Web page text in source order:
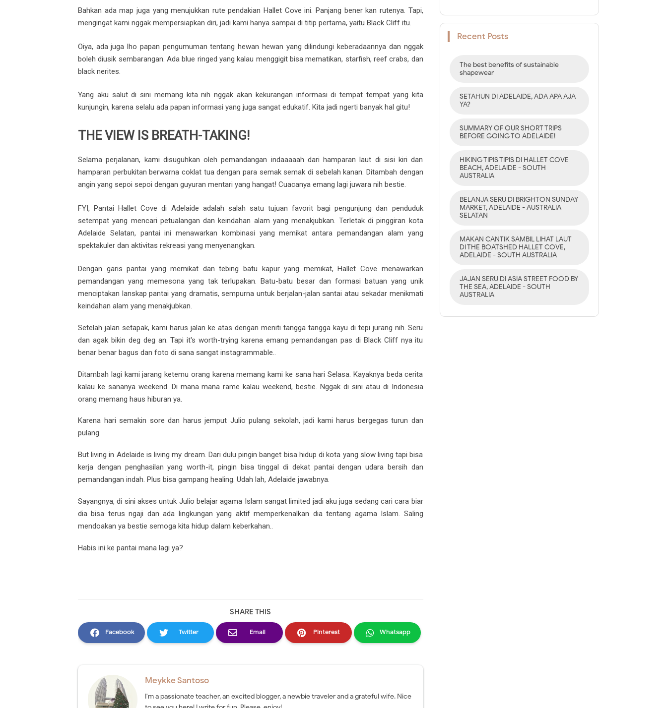
Bahkan ada map juga yang menujukkan rute pendakian Hallet Cove ini. Panjang bener kan rutenya. Tapi,
mengingat kami nggak mempersiapkan diri, jadi kami hanya sampai di titip pertama, yaitu Black Cliff itu.
Oiya, ada juga lho papan pengumuman tentang hewan hewan yang dilindungi keberadaannya dan nggak
boleh diusik sembarangan. Ada blue ringed yang kalau menggigit bisa mematikan, starfish, reef crabs, dan
black nerites.
Yang aku salut di sini memang kita nih nggak akan kekurangan informasi di tempat tempat yang kita
kunjungin, karena selalu ada papan informasi yang juga sangat edukatif. Kita jadi ngerti banyak hal gitu!
THE VIEW IS BREATH-TAKING!
Selama perjalanan, kami disuguhkan oleh pemandangan indaaaaah dari hamparan laut di sisi kiri dan
hamparan perbukitan berwarna coklat tua dengan para semak semak di sebelah kanan. Ditambah dengan
angin yang sepoi sepoi dengan guyuran mentari yang hangat! Cuacanya emang lagi juwara nih bestie.
FYI,Pantai Hallet Cove di Adelaide adalah salah satu tujuan favorit bagi pengunjung dan penduduk
setempat yang mencari petualangan dan keindahan alam yang menakjubkan. Terletak di pinggiran kota
Adelaide Selatan, pantai ini menawarkan kombinasi yang memikat antara pemandangan alam yang
spektakuler dan aktivitas rekreasi yang menyenangkan.
Dengan garis pantai yang memikat dan tebing batu kapur yang memikat, Hallet Cove menawarkan
pemandangan yang memesona yang tak terlupakan. Batu-batu besar dan formasi batuan yang unik
menciptakan lanskap pantai yang dramatis, sempurna untuk berjalan-jalan santai atau sekadar menikmati
keindahan alam yang menakjubkan.
Setelah jalan setapak, kami harus jalan ke atas dengan meniti tangga tangga kayu di tepi jurang nih. Seru
dan agak bikin deg deg an. Tapi it's worth-trying karena emang pemandangan pas di Black Cliff nya itu
benar benar bagus dan foto di sana sangat instagrammable..
Ditambah lagi kami jarang ketemu orang karena memang kami ke sana hari Selasa. Kayaknya beda cerita
kalau ke sananya weekend. Di mana mana rame kalau weekend, bestie. Nggak di sini atau di Indonesia
orang memang haus hiburan ya.
Karena hari semakin sore dan harus jemput Julio pulang sekolah, jadi kami harus bergegas turun dan
pulang.
But living in Adelaide is living my dream. Dari dulu pingin banget bisa hidup di kota yang slow living tapi bisa
kerja dengan penghasilan yang worth-it, pingin bisa tinggal di dekat pantai dengan udara bersih dan
pemandangan indah. Plus bisa gampang healing. Udah lah, Adelaide jawabnya.
Sayangnya, di sini akses untuk Julio belajar agama Islam sangat limited jadi aku juga sedang cari cara biar
dia bisa terus ngaji dan ada lingkungan yang aktif memperkenalkan dia tentang agama Islam. Saling
mendoakan ya bestie semoga kita hidup dalam keberkahan..
Habis ini ke pantai mana lagi ya?
SHARE THIS
Facebook Twitter Email Pinterest Whatsapp
Meykke Santoso
I'm a passionate teacher, an excited blogger, a newbie traveler and a grateful wife. Nice
Recent Posts
The best benefits of sustainable
shapewear
SETAHUN DI ADELAIDE, ADA APA AJA
YA?
SUMMARY OF OUR SHORT TRIPS
BEFORE GOING TO ADELAIDE!
HIKING TIPIS TIPIS DI HALLET COVE
BEACH, ADELAIDE - SOUTH
AUSTRALIA
BELANJA SERU DI BRIGHTON SUNDAY
MARKET, ADELAIDE - AUSTRALIA
SELATAN
MAKAN CANTIK SAMBIL LIHAT LAUT
DI THE BOATSHED HALLET COVE,
ADELAIDE - SOUTH AUSTRALIA
JAJAN SERU DI ASIA STREET FOOD BY
THE SEA, ADELAIDE - SOUTH
AUSTRALIA